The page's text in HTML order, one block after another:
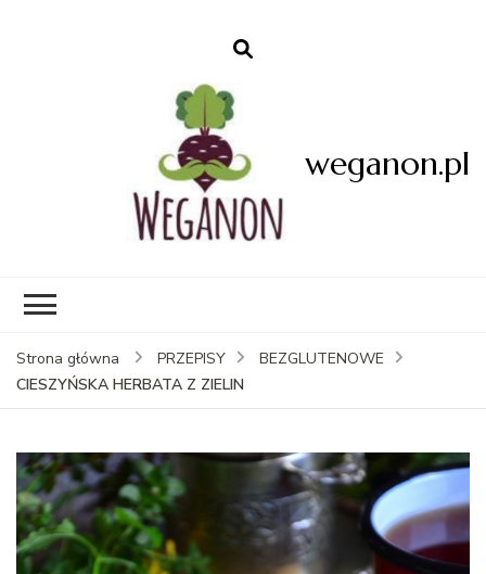
weganon.pl
Strona główna PRZEPISY
BEZGLUTENOWE
CIESZYŃSKA HERBATA Z ZIELIN